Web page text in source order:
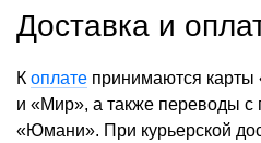
Доставка и
К оплате принимаются карты
и «Мир», а также переводы
«Юмани». При курьерской